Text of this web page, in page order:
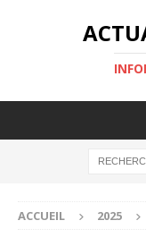
ACCUEIL 2025